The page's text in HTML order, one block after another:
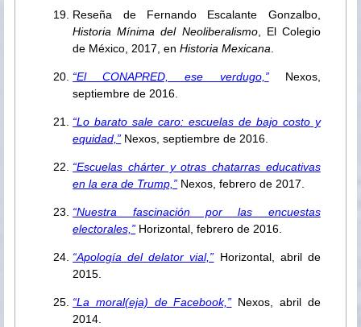
Reseña de Fernando Escalante Gonzalbo,
Historia Mínima del Neoliberalismo, El Colegio
de México, 2017, enHistoria Mexicana.
“El CONAPRED, ese verdugo,”Nexos,
septiembre de 2016.
“Lo barato sale caro: escuelas de bajo costo y
equidad,” Nexos, septiembre de 2016.
“Escuelas chárter y otras chatarras educativas
en la era de Trump,” Nexos, febrero de 2017.
“Nuestra fascinación por las encuestas
electorales,” Horizontal, febrero de 2016.
“Apología del delator vial,” Horizontal, abril de
2015.
“La moral(eja) de Facebook,” Nexos, abril de
2014.